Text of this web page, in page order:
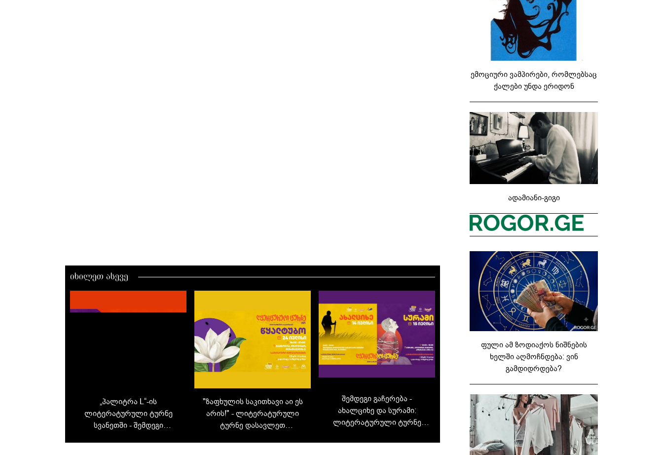
იხილეთ ასევე
„პალიტრა L“-ის
ლიტერატურული ტურნე
სვანეთში - შემდეგი
"ზაფხულის საკითხავი აი ეს
არის!" - ლიტერატურული
ტურნე დასავლეთ
შემდეგი გაჩერება -
ახალციხე და სურამი:
ლიტერატურული ტურნე
ემოციური ვამპირები, რომლებსაც
ქალები უნდა ერიდონ
ადამიანი-გიგი
ფული ამ ზოდიაქოს ნიშნების
ხელში აღმოჩნდება: ვინ
გამდიდრდება?